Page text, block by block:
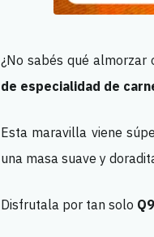
¿No sabés qué almorzar
de especialidad de
Esta maravilla viene
una masa suave y
Disfrutala por tan solo